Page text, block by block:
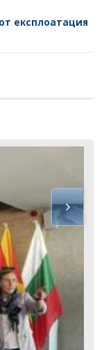
експлоатация